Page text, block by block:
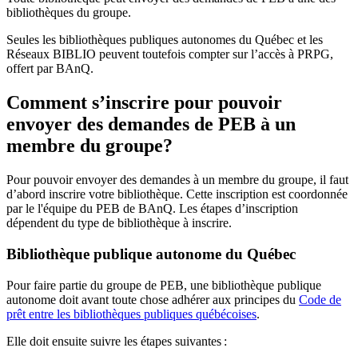
bibliothèques du groupe.
Seules les bibliothèques publiques autonomes du Québec et les
Réseaux BIBLIO peuvent toutefois compter sur l’accès à PRPG,
offert par BAnQ.
Comment s’inscrire pour pouvoir
envoyer des demandes de PEB à un
membre du groupe?
Pour pouvoir envoyer des demandes à un membre du groupe, il faut
d’abord inscrire votre bibliothèque. Cette inscription est coordonnée
par le l'équipe du PEB de BAnQ. Les étapes d’inscription
dépendent du type de bibliothèque à inscrire.
Bibliothèque publique autonome du Québec
Pour faire partie du groupe de PEB, une bibliothèque publique
autonome doit avant toute chose adhérer aux principes du Code de
prêt entre les bibliothèques publiques québécoises.
Elle doit ensuite suivre les étapes suivantes :